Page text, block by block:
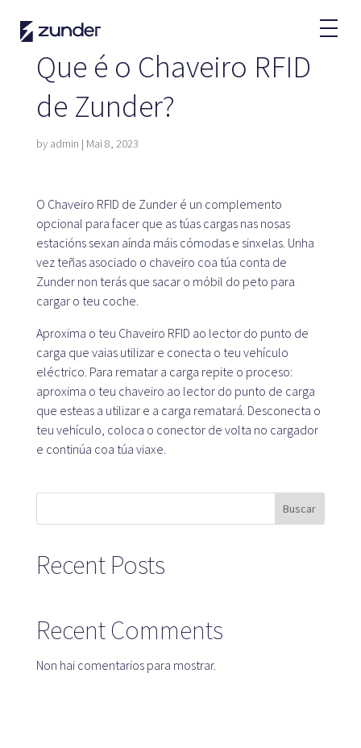
Usuario VE
APP de Zunder
Como cargar?
Partners
Grandes contas
Administración Pública
Plataforma SaaS
Plataforma SaaS
Buscamos localizacións
Que ofrecemos?
Propón localización
Que é o Chaveiro RFID
de Zunder?
by admin | Mai 8, 2023
O Chaveiro RFID de Zunder é un complemento
opcional para facer que as túas cargas nas nosas
estacións sexan aínda máis cómodas e sinxelas. Unha
vez teñas asociado o chaveiro coa túa conta de
Zunder non terás que sacar o móbil do peto para
cargar o teu coche.
Aproxima o teu Chaveiro RFID ao lector do punto de
carga que vaias utilizar e conecta o teu vehículo
eléctrico. Para rematar a carga repite o proceso:
aproxima o teu chaveiro ao lector do punto de carga
que esteas a utilizar e a carga rematará. Desconecta o
teu vehículo, coloca o conector de volta no cargador
e continúa coa túa viaxe.
Buscar
Recent Posts
Recent Comments
Non hai comentarios para mostrar.